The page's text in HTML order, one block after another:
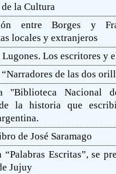
de la Cultura
entre Borges y
locales y extranjeros
Los escritores y
de las dos
''Biblioteca Nacional
la historia que
de José Saramago
“Palabras Escritas”, se
Jujuy